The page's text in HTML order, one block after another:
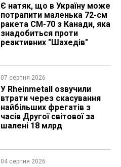
Є натяк, що в Україну може
потрапити маленька 72-см
ракета CM-70 з Канади, яка
знадобиться проти
реактивних "Шахедів"
07 серпня 2026
У Rheinmetall озвучили
втрати через скасування
найбільших фрегатів з
часів Другої світової за
шалені 18 млрд
04 серпня 2026